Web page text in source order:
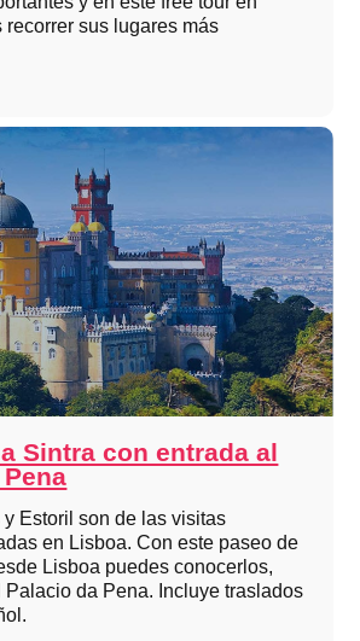
recorrer sus lugares más
Sintra con entrada al
Estoril son de las visitas
en Lisboa. Con este paseo de
Lisboa puedes conocerlos,
Palacio da Pena. Incluye traslados